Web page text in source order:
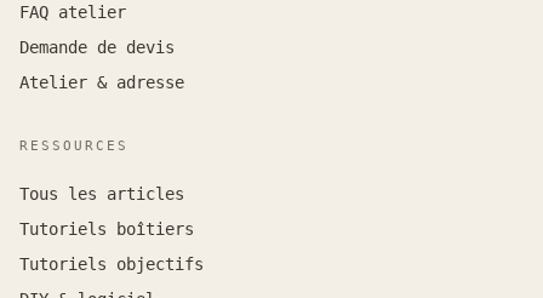
FAQ atelier
Demande de devis
Atelier & adresse
RESSOURCES
Tous les articles
Tutoriels boîtiers
Tutoriels objectifs